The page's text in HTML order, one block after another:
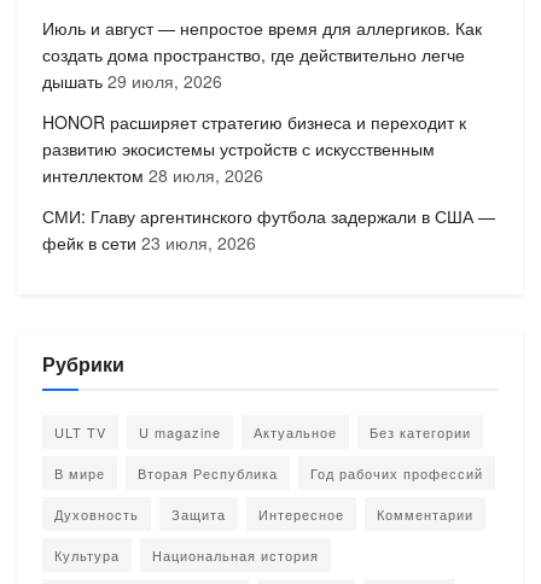
Июль и август — непростое время для аллергиков. Как
создать дома пространство, где действительно легче
дышать 29 июля, 2026
HONOR расширяет стратегию бизнеса и переходит к
развитию экосистемы устройств с искусственным
интеллектом 28 июля, 2026
СМИ: Главу аргентинского футбола задержали в США —
фейк в сети 23 июля, 2026
Рубрики
ULT TV U magazine Актуальное Без категории
В мире Вторая Республика Год рабочих профессий
Духовность Защита Интересное Комментарии
Культура Национальная история